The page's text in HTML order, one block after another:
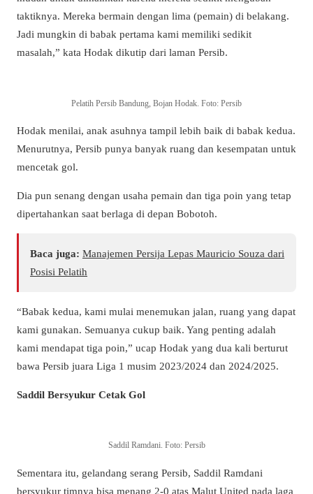
taktiknya. Mereka bermain dengan lima (pemain) di belakang.
Jadi mungkin di babak pertama kami memiliki sedikit
masalah,” kata Hodak dikutip dari laman Persib.
Pelatih Persib Bandung, Bojan Hodak. Foto: Persib
Hodak menilai, anak asuhnya tampil lebih baik di babak kedua.
Menurutnya, Persib punya banyak ruang dan kesempatan untuk
mencetak gol.
Dia pun senang dengan usaha pemain dan tiga poin yang tetap
dipertahankan saat berlaga di depan Bobotoh.
Baca juga: Manajemen Persija Lepas Mauricio Souza dari
Posisi Pelatih
“Babak kedua, kami mulai menemukan jalan, ruang yang dapat
kami gunakan. Semuanya cukup baik. Yang penting adalah
kami mendapat tiga poin,” ucap Hodak yang dua kali berturut
bawa Persib juara Liga 1 musim 2023/2024 dan 2024/2025.
Saddil Bersyukur Cetak Gol
Saddil Ramdani. Foto: Persib
Sementara itu, gelandang serang Persib, Saddil Ramdani
bersyukur timnya bisa menang 2-0 atas Malut United pada laga